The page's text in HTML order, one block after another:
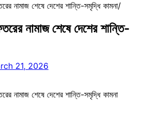
নামাজ শেষে দেশের শান্তি-সমৃদ্ধি কামনা
নামাজ শেষে দেশের শান্তি-
21, 2026
নামাজ শেষে দেশের শান্তি-সমৃদ্ধি কামনা